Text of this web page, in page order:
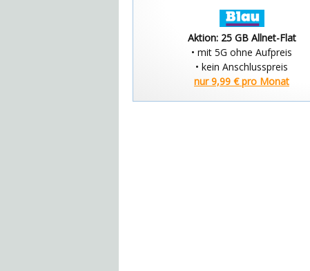
Aktion: 25 GB Allnet-Flat
• mit 5G ohne Aufpreis
• kein Anschlusspreis
nur 9,99 € pro Monat